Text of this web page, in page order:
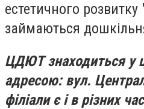
естетичного розвитку
займаються
ЦДЮТ знаходиться у
адресою: вул.
філіали є і в різних